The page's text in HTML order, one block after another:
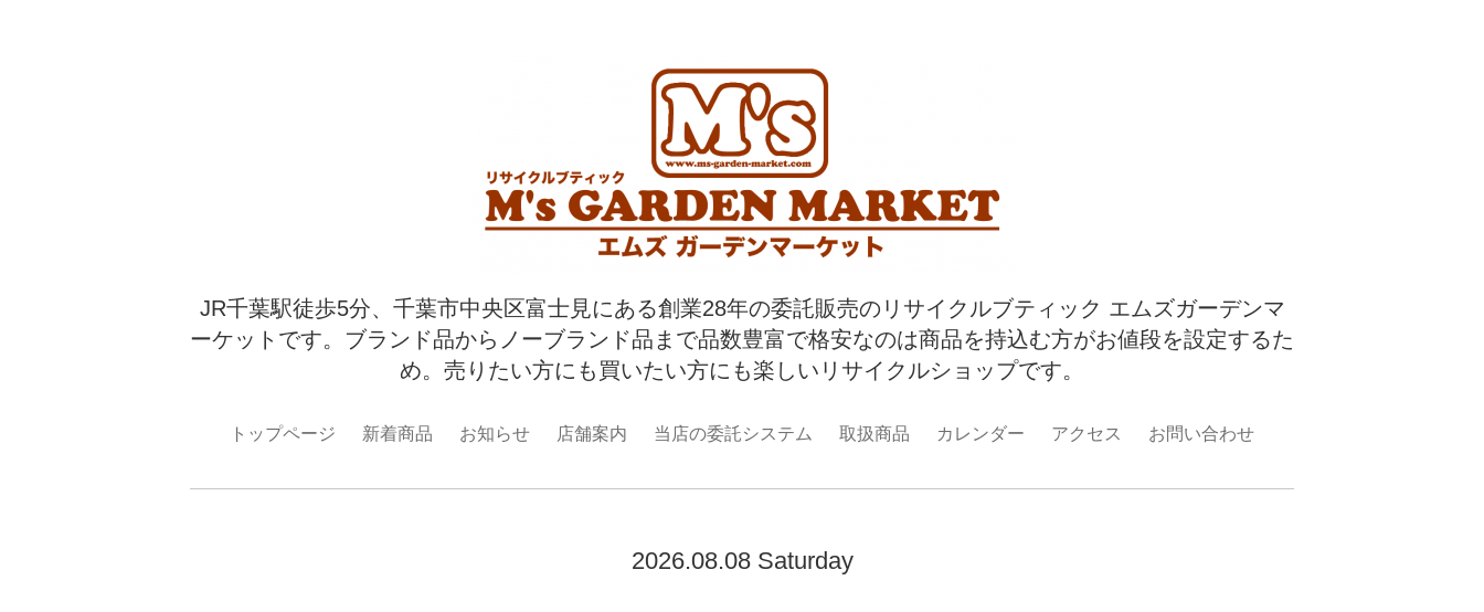
JR千葉駅徒歩5分、千葉市中央区富士見にある創業28年の委託販売のリサイクルブティック エムズガーデンマ
ーケットです。ブランド品からノーブランド品まで品数豊富で格安なのは商品を持込む方がお値段を設定するた
め。売りたい方にも買いたい方にも楽しいリサイクルショップです。
トップページ 新着商品 お知らせ 店舗案内 当店の委託システム 取扱商品 カレンダー アクセス お問い合わせ
2026.08.08 Saturday